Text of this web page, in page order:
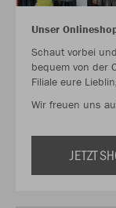
Unser
Schaut vorbei
bequem von der
Filiale eure
Wir freuen uns
JETZT